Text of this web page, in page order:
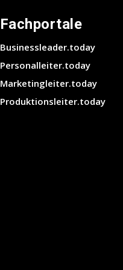
Fachportale
Businessleader.today
Personalleiter.today
Marketingleiter.today
Produktionsleiter.today